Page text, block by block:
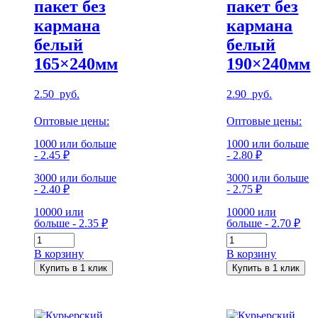
пакет без
кармана
белый
165×240мм
2.50 руб.
Оптовые цены:
1000 или больше
- 2.45 ₽
3000 или больше
- 2.40 ₽
10000 или
больше - 2.35 ₽
Количество
Курьерский
пакет
без
165x240мм
В корзину
Купить в 1 клик
пакет без
кармана
белый
190×240мм
2.90 руб.
Оптовые цены:
1000 или больше
- 2.80 ₽
3000 или больше
- 2.75 ₽
10000 или
больше - 2.70 ₽
Количество
Курьерский
пакет
без
190x240мм
В корзину
Купить в 1 клик